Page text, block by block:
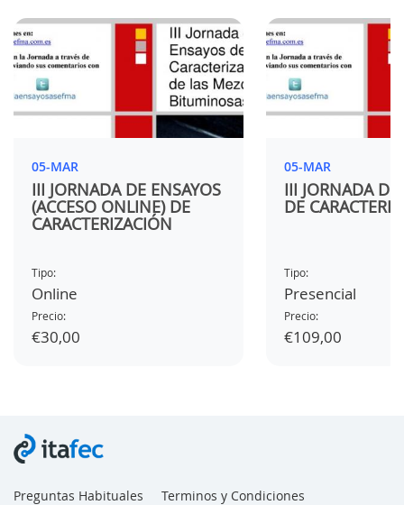
05-MAR
III JORNADA DE ENSAYOS
(ACCESO ONLINE) DE
CARACTERIZACIÓN
Tipo:
Online
Precio:
€30,00
05-MAR
III JORNADA DE
DE
Tipo:
Presencial
Precio:
€109,00
Preguntas Habituales Terminos y Condiciones